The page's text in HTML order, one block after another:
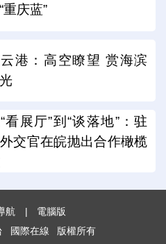
重庆蓝”
港：高空瞭望 赏海滨
看展厅”到“谈落地”：驻
交官在皖抛出合作橄榄
航 |
電腦版
國際在線 版權所有